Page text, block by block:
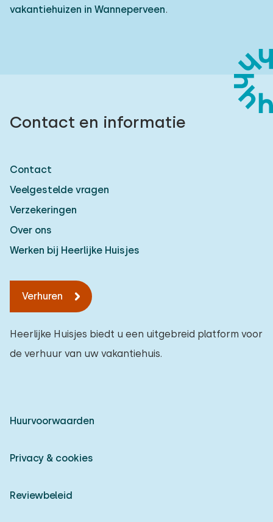
vakantiehuizen in Wanneperveen.
Contact en informatie
Contact
Veelgestelde vragen
Verzekeringen
Over ons
Werken bij Heerlijke Huisjes
Verhuren
Heerlijke Huisjes biedt u een uitgebreid platform voor
de verhuur van uw vakantiehuis.
Huurvoorwaarden
Privacy & cookies
Reviewbeleid